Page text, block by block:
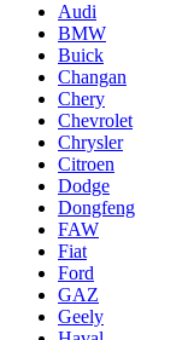
Audi
BMW
Buick
Changan
Chery
Chevrolet
Chrysler
Citroen
Dodge
Dongfeng
FAW
Fiat
Ford
GAZ
Geely